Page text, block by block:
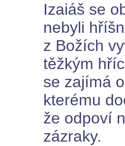
Izaiáš se
nebyli
z Božích
těžkým
se zajímá
kterému
že odpoví
zázraky.